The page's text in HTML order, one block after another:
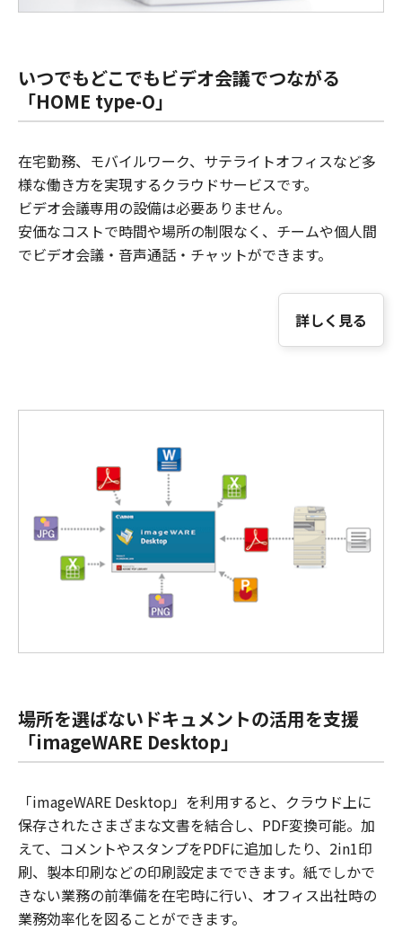
いつでもどこでもビデオ会議でつながる
「HOME type-O」
在宅勤務、モバイルワーク、サテライトオフィスなど多
様な働き方を実現するクラウドサービスです。
ビデオ会議専用の設備は必要ありません。
安価なコストで時間や場所の制限なく、チームや個人間
でビデオ会議・音声通話・チャットができます。
詳しく見る
場所を選ばないドキュメントの活用を支援
「imageWARE Desktop」
「imageWARE Desktop」を利用すると、クラウド上に
保存されたさまざまな文書を結合し、PDF変換可能。加
えて、コメントやスタンプをPDFに追加したり、2in1印
刷、製本印刷などの印刷設定までできます。紙でしかで
きない業務の前準備を在宅時に行い、オフィス出社時の
業務効率化を図ることができます。